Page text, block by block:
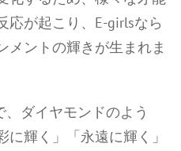
応が起こり、E-girlsなら
メントの輝きが生まれま
ダイヤモンドのよう
輝く」「永遠に輝く」